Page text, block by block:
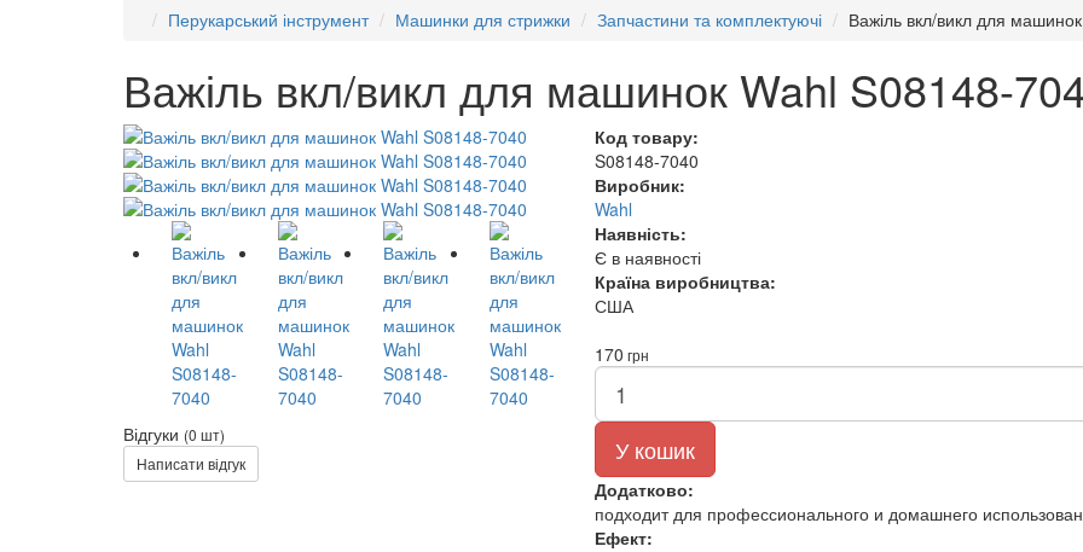
Перукарський інструмент
Машинки для стрижки Запчастини та комплектуючі Важіль вкл/викл для
Важіль вкл/викл для машинок Wahl S08148-
Відгуки (0 шт)
Написати відгук
Код товару:
S08148-7040
Виробник:
Wahl
Наявність:
Є в наявності
Країна виробництва:
США
170 грн
У кошик
Додатково:
подходит для профессионального и домашнего
Ефект: